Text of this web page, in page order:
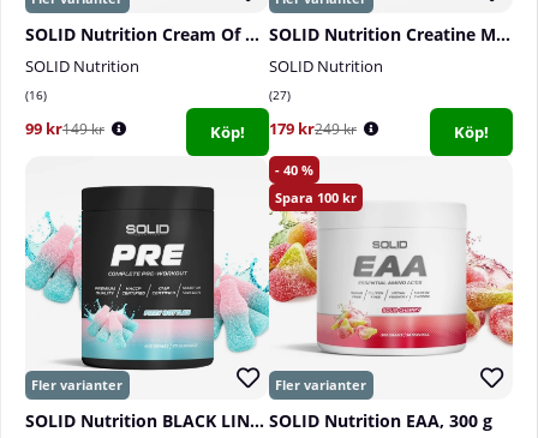
SOLID Nutrition Cream Of Rice, 1 kg
SOLID Nutrition
16
99 kr149 kr Köp!
SOLID Nutrition Creatine Monohydrate, 400 g
SOLID Nutrition
27
179 kr249 kr Köp!
SOLID Nutrition BLACK LINE PRE, 440 g
40
100
SOLID Nutrition EAA, 300 g